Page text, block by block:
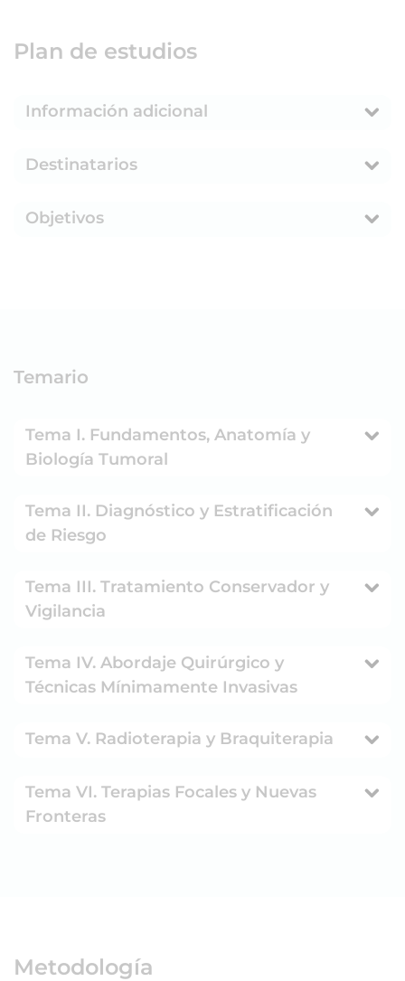
Plan de estudios
Información adicional
Destinatarios
Objetivos
Temario
Tema I. Fundamentos, Anatomía y
Biología Tumoral
Tema II. Diagnóstico y Estratificación
de Riesgo
Tema III. Tratamiento Conservador y
Vigilancia
Tema IV. Abordaje Quirúrgico y
Técnicas Mínimamente Invasivas
Tema V. Radioterapia y Braquiterapia
Tema VI. Terapias Focales y Nuevas
Fronteras
Metodología